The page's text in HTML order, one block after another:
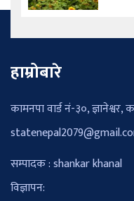
हाम्रोबारे
कामनपा वार्ड नं-३०, ज्ञानेश्वर,
सम्पादक : shankar khanal
विज्ञापन: